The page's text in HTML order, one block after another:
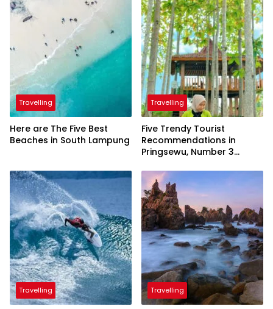
Travelling
Here are The Five Best
Beaches in South Lampung
Travelling
Five Trendy Tourist
Recommendations in
Pringsewu, Number 3
President
Travelling Travelling